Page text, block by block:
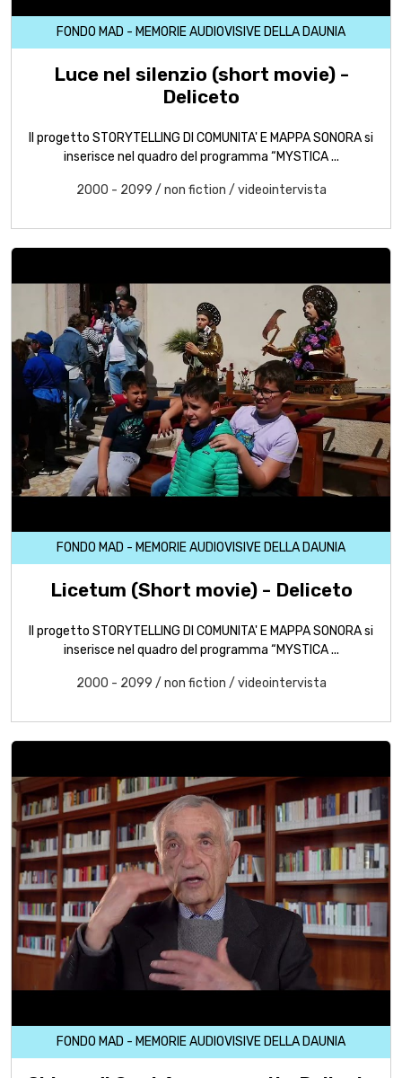
FONDO MAD - MEMORIE AUDIOVISIVE DELLA DAUNIA
Luce nel silenzio (short movie) -
Deliceto
Il progetto STORYTELLING DI COMUNITA' E MAPPA SONORA si
inserisce nel quadro del programma “MYSTICA ...
2000 - 2099 / non fiction / videointervista
FONDO MAD - MEMORIE AUDIOVISIVE DELLA DAUNIA
Licetum (Short movie) - Deliceto
Il progetto STORYTELLING DI COMUNITA' E MAPPA SONORA si
inserisce nel quadro del programma “MYSTICA ...
2000 - 2099 / non fiction / videointervista
FONDO MAD - MEMORIE AUDIOVISIVE DELLA DAUNIA